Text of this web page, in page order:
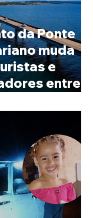
da Ponte
muda
e
entre